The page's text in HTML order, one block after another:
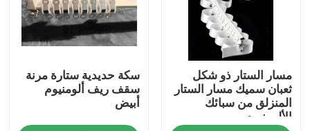
أشرطة فيديو
معلومات عنا
جولة في المعمل
مسار الستار ذو شكل
ثعبان سميك مسار الستار
المنزلق من سبائك
الألومنيوم
سكة حديدية ستارة مرنة
سقف ريف ألومنيوم
أبيض